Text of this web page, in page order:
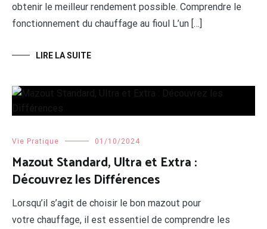
obtenir le meilleur rendement possible. Comprendre le
fonctionnement du chauffage au fioul L’un […]
LIRE LA SUITE
Vie Pratique 01/10/2024
Mazout Standard, Ultra et Extra :
Découvrez les Différences
Lorsqu’il s’agit de choisir le bon mazout pour
votre chauffage, il est essentiel de comprendre les